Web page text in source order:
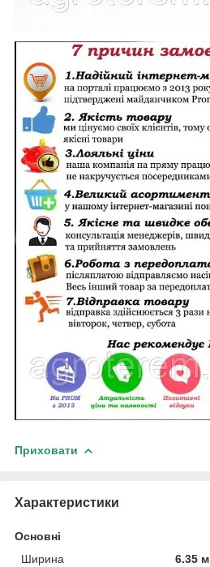
Приховати
Характеристики
Основні
Ширина
6.35 м